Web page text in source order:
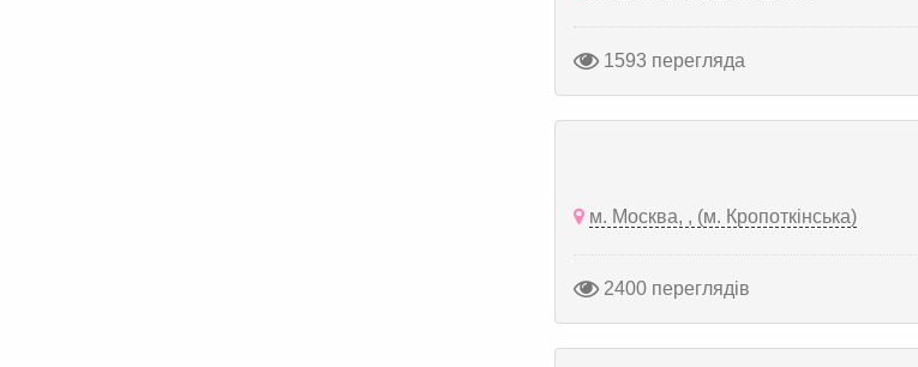
1593 перегляда
м. Москва, , (м. Кропоткінська)
2400 переглядів